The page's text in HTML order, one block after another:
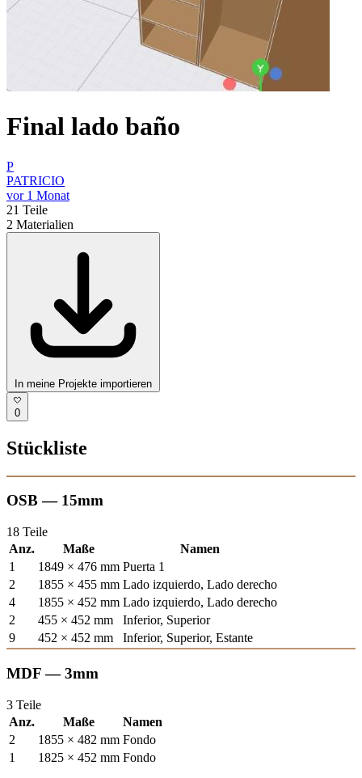
Final lado baño
P
PATRICIO
vor 1 Monat
21 Teile
2 Materialien
In meine Projekte importieren
0
Stückliste
OSB — 15mm
18 Teile
Anz.
Maße
Namen
1
1849 × 476 mm Puerta 1
2
1855 × 455 mm Lado izquierdo, Lado derecho
4
1855 × 452 mm Lado izquierdo, Lado derecho
2
455 × 452 mm
Inferior, Superior
9
452 × 452 mm Inferior, Superior, Estante
MDF — 3mm
3 Teile
Anz.
Maße
Namen
2
1855 × 482 mm Fondo
1
1825 × 452 mm Fondo